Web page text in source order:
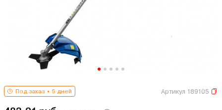
Под заказ 5 дней Артикул 189105